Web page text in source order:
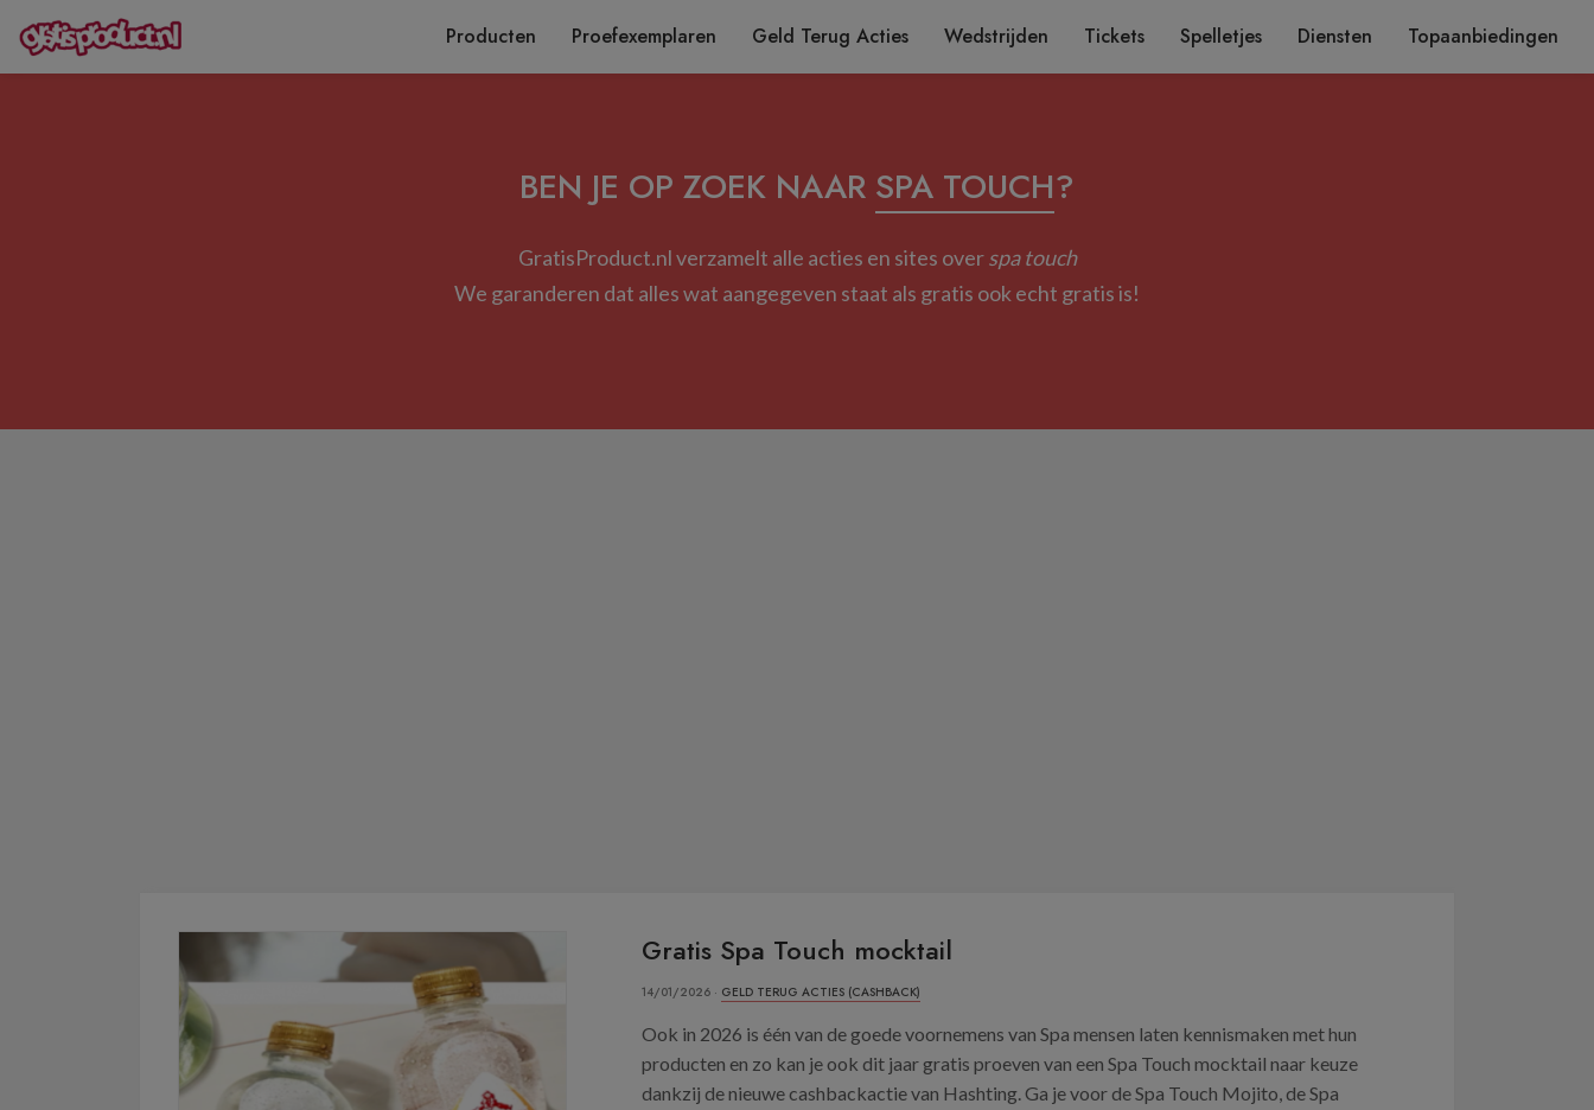
Producten Proefexemplaren Geld Terug Acties Wedstrijden Tickets Spelletjes Diensten Topaanbiedingen
BEN JE OP ZOEK NAAR SPA TOUCH?
GratisProduct.nl verzamelt alle acties en sites overspa touch
We garanderen dat alles wat aangegeven staat als gratis ook echt gratis is!
Gratis Spa Touch mocktail
14/01/2026 · GELD TERUG ACTIES (CASHBACK)
Ook in 2026 is één van de goede voornemens van Spa mensen laten kennismaken met hun
producten en zo kan je ook dit jaar gratis proeven van een Spa Touch mocktail naar keuze
dankzij de nieuwe cashbackactie van Hashting. Ga je voor de Spa Touch Mojito, de Spa